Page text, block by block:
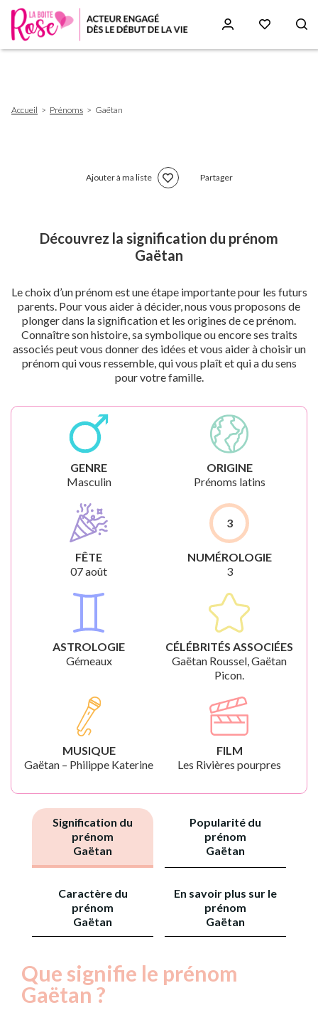
d'Ariane
Accueil Prénoms Gaëtan
Ajouter à ma liste Partager
Découvrez la signification du prénom
Gaëtan
Le choix d’un prénom est une étape importante pour les futurs
parents. Pour vous aider à décider, nous vous proposons de
plonger dans la signification et les origines de ce prénom.
Connaître son histoire, sa symbolique ou encore ses traits
associés peut vous donner des idées et vous aider à choisir un
prénom qui vous ressemble, qui vous plaît et qui a du sens
pour votre famille.
GENRE
Masculin
ORIGINE
Prénoms latins
FÊTE
07 août
3
NUMÉROLOGIE
3
ASTROLOGIE
Gémeaux
CÉLÉBRITÉS ASSOCIÉES
Gaëtan Roussel, Gaëtan
Picon.
MUSIQUE
Gaëtan – Philippe Katerine
FILM
Les Rivières pourpres
Signification du
prénom
Gaëtan
Popularité du
prénom
Gaëtan
Caractère du
prénom
Gaëtan
En savoir plus sur le
prénom
Gaëtan
Que signifie le prénom
Gaëtan ?